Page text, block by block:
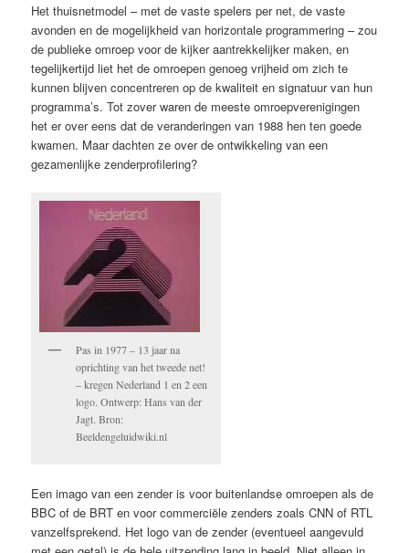
Het thuisnetmodel – met de vaste spelers per net, de vaste
avonden en de mogelijkheid van horizontale programmering – zou
de publieke omroep voor de kijker aantrekkelijker maken, en
tegelijkertijd liet het de omroepen genoeg vrijheid om zich te
kunnen blijven concentreren op de kwaliteit en signatuur van hun
programma’s. Tot zover waren de meeste omroepverenigingen
het er over eens dat de veranderingen van 1988 hen ten goede
kwamen. Maar dachten ze over de ontwikkeling van een
gezamenlijke zenderprofilering?
Pas in 1977 – 13 jaar na
oprichting van het tweede net!
– kregen Nederland 1 en 2 een
logo. Ontwerp: Hans van der
Jagt. Bron:
Beeldengeluidwiki.nl
Een imago van een zender is voor buitenlandse omroepen als de
BBC of de BRT en voor commerciële zenders zoals CNN of RTL
vanzelfsprekend. Het logo van de zender (eventueel aangevuld